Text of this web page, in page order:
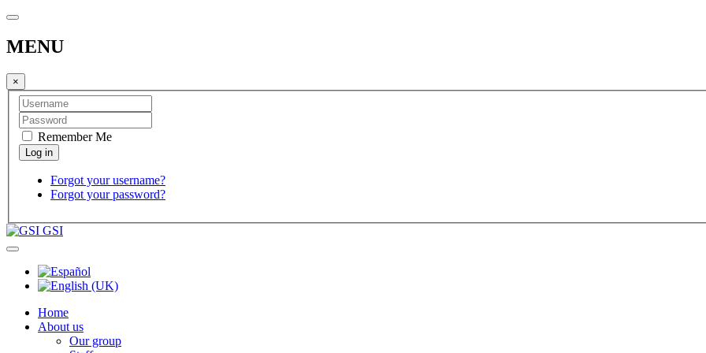
MENU
×
Remember Me
Forgot your username?
Forgot your password?
GSI
Home
About us
Our group